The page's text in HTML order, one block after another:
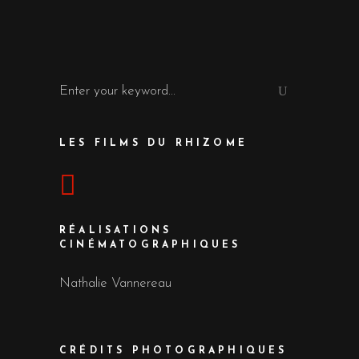
for:
LES FILMS DU RHIZOME
RÉALISATIONS
CINÉMATOGRAPHIQUES
Nathalie Vannereau
CRÉDITS PHOTOGRAPHIQUES